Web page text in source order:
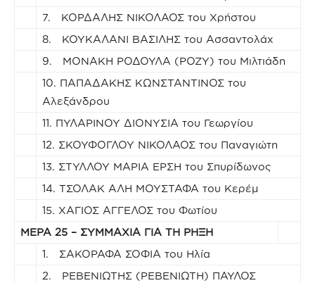
7. ΚΟΡΔΑΛΗΣ ΝΙΚΟΛΑΟΣ του Χρήστου
8. ΚΟΥΚΑΛΑΝΙ ΒΑΣΙΛΗΣ του Ασσαντολάχ
9. ΜΟΝΑΚΗ ΡΟΔΟΥΛΑ (ΡΟΖΥ) του Μιλτιάδη
10. ΠΑΠΑΔΑΚΗΣ ΚΩΝΣΤΑΝΤΙΝΟΣ του
Αλεξάνδρου
11. ΠΥΛΑΡΙΝΟΥ ΔΙΟΝΥΣΙΑ του Γεωργίου
12. ΣΚΟΥΦΟΓΛΟΥ ΝΙΚΟΛΑΟΣ του Παναγιώτη
13. ΣΤΥΛΛΟΥ ΜΑΡΙΑ ΕΡΣΗ του Σπυρίδωνος
14. ΤΣΟΛΑΚ ΑΛΗ ΜΟΥΣΤΑΦΑ του Κερέμ
15. ΧΑΓΙΟΣ ΑΓΓΕΛΟΣ του Φωτίου
ΜΕΡΑ 25 – ΣΥΜΜΑΧΙΑ ΓΙΑ ΤΗ ΡΗΞΗ
1. ΣΑΚΟΡΑΦΑ ΣΟΦΙΑ του Ηλία
2. ΡΕΒΕΝΙΩΤΗΣ (ΡΕΒΕΝΙΩΤΗ) ΠΑΥΛΟΣ